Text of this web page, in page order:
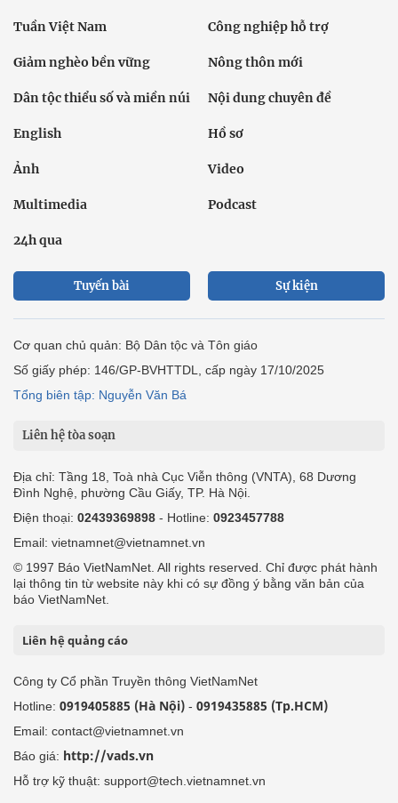
Tuần Việt Nam Công nghiệp hỗ trợ
Giảm nghèo bền vững Nông thôn mới
Dân tộc thiểu số và miền núi Nội dung chuyên đề
English Hồ sơ
Ảnh Video
Multimedia Podcast
24h qua
Tuyến bài Sự kiện
Cơ quan chủ quản: Bộ Dân tộc và Tôn giáo
Số giấy phép: 146/GP-BVHTTDL, cấp ngày 17/10/2025
Tổng biên tập: Nguyễn Văn Bá
Liên hệ tòa soạn
Địa chỉ: Tầng 18, Toà nhà Cục Viễn thông (VNTA), 68 Dương
Đình Nghệ, phường Cầu Giấy, TP. Hà Nội.
Điện thoại: 02439369898 - Hotline: 0923457788
Email: vietnamnet@vietnamnet.vn
© 1997 Báo VietNamNet. All rights reserved. Chỉ được phát hành
lại thông tin từ website này khi có sự đồng ý bằng văn bản của
báo VietNamNet.
Liên hệ quảng cáo
Công ty Cổ phần Truyền thông VietNamNet
Hotline: 0919405885 (Hà Nội) - 0919435885 (Tp.HCM)
Email: contact@vietnamnet.vn
Báo giá: http://vads.vn
Hỗ trợ kỹ thuật: support@tech.vietnamnet.vn